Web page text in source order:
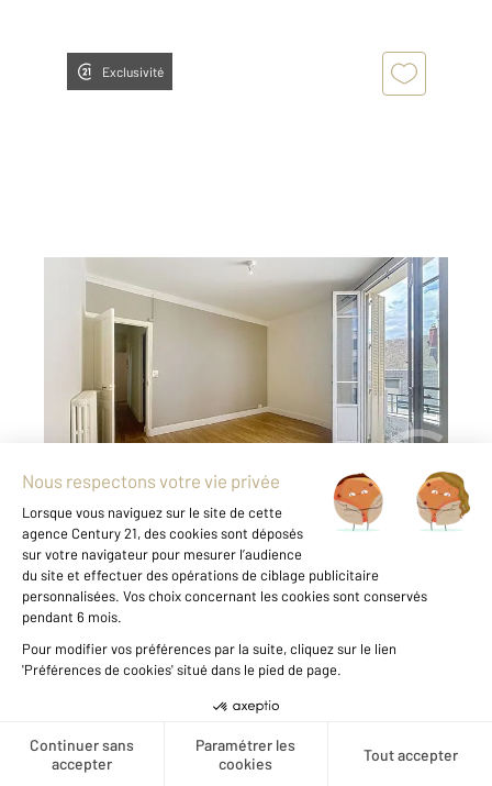
Créer une alerte
Exclusivité
TROYES 10
60 m , 3 pièces
Ref : 53175
Appartement F3 à louer
690 €
par mois charges comprises
À louer Bel appartement avec balcon à Troyes
Rue Raymond Poincaré Venez découvrir cet
appartement idéalement situé rue Raymond
Poincaré à Troyes, dans un environnement
agréable et à proximité des commerces,
transports et services du quotidien. Ce
logement lumineux et ...
Voir le détail du bien